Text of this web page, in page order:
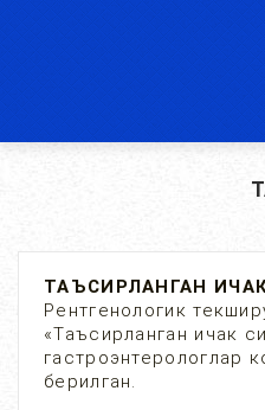
ТАЪСИРЛАНГАН
Рентгенологик
«Таъсирланган ичак
гастроэнтерологлар
берилган.